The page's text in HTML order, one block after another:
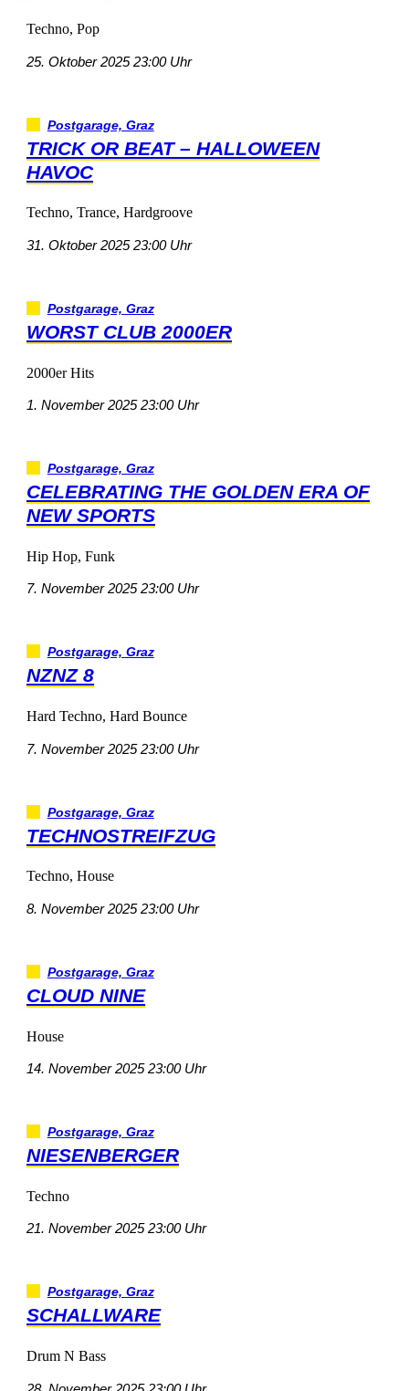
Techno,Pop
25.Oktober202523:00Uhr
Postgarage,Graz
TRICKORBEAT–HALLOWEEN
HAVOC
Techno,Trance,Hardgroove
31.Oktober202523:00Uhr
Postgarage,Graz
WORSTCLUB2000ER
2000erHits
1.November202523:00Uhr
Postgarage,Graz
CELEBRATINGTHEGOLDENERAOF
NEWSPORTS
HipHop,Funk
7.November202523:00Uhr
Postgarage,Graz
NZNZ8
HardTechno,HardBounce
7.November202523:00Uhr
Postgarage,Graz
TECHNOSTREIFZUG
Techno,House
8.November202523:00Uhr
Postgarage,Graz
CLOUDNINE
House
14.November202523:00Uhr
Postgarage,Graz
NIESENBERGER
Techno
21.November202523:00Uhr
Postgarage,Graz
SCHALLWARE
DrumNBass